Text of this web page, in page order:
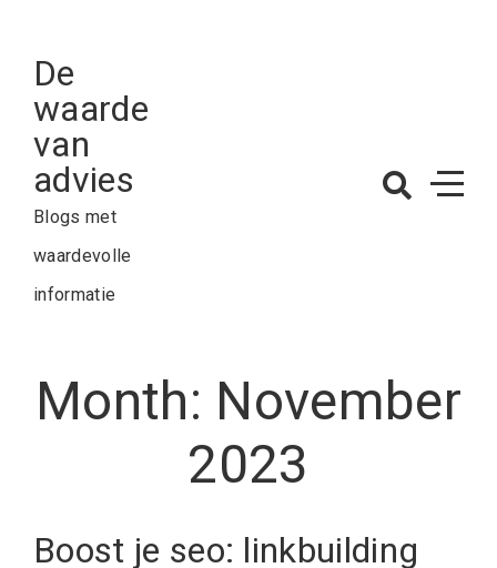
content
De
waarde
van
advies
Blogs met
waardevolle
informatie
Month: November
2023
Boost je seo: linkbuilding